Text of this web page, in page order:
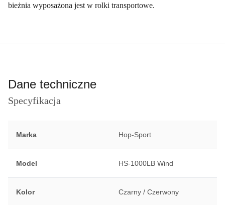
bieżnia wyposażona jest w rolki transportowe.
Dane techniczne
Specyfikacja
Marka Hop-Sport
Model HS-1000LB Wind
Kolor Czarny / Czerwony